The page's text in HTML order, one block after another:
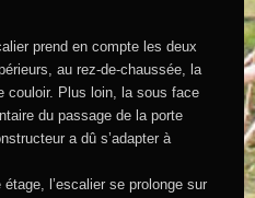
prend en compte les deux
au rez-de-chaussée, la
couloir. Plus loin, la sous­ face
du passage de la porte
a dû s’adapter à
l’escalier se prolonge sur